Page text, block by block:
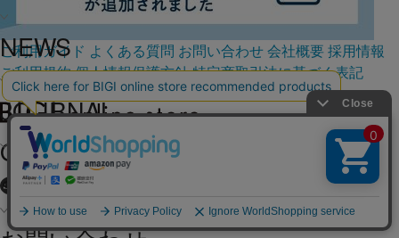
NEWS
JOURNAL
よくある質問
ご利用ガイド よくある質問 お問い合わせ会社概要採用情報
ご利用規約個人情報保護方針特定商取引法に基づく表記
OFFICIAL SNS
Copyright (C) BIGI. Co.,Ltd. All Rights Reserved.